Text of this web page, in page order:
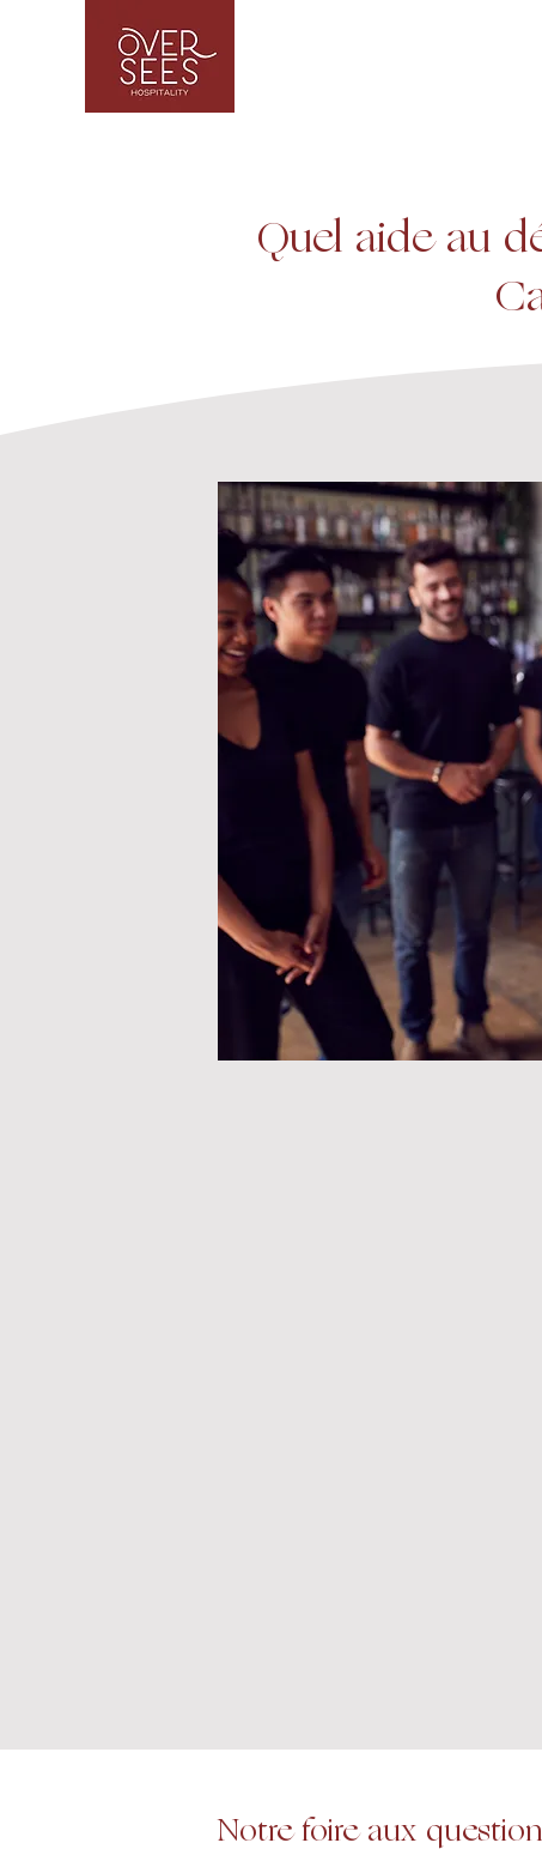
Quel aide au
Notre foire aux